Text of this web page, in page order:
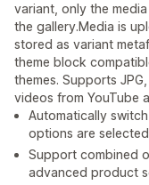
variant, only the
the gallery.Media is
stored as variant
theme block
themes. Supports JPG,
videos from YouTube
Automatically
options are selected
Support combined
advanced product